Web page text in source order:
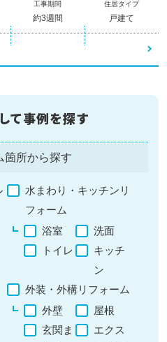
工事期間
約3週間
住居タイプ
戸建て
て事例を探す
箇所から探す
水まわり・キッチンリ
フォーム
浴室
洗面
トイレ
キッチ
ン
外装・外構リフォーム
外壁
屋根
玄関ま
エクス